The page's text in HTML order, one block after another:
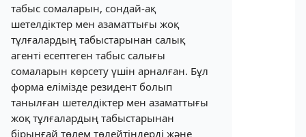
табыс сомаларын, сондай-ақ
шетелдіктер мен азаматтығы жоқ
тұлғалардың табыстарынан салық
агенті есептеген табыс салығы
сомаларын көрсету үшін арналған. Бұл
форма елімізде резидент болып
танылған шетелдіктер мен азаматтығы
жоқ тұлғалардың табыстарынан
бірыңғай төлем төлейтіндерді және